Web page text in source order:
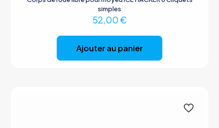
simples
52,00 €
Ajouter au panier